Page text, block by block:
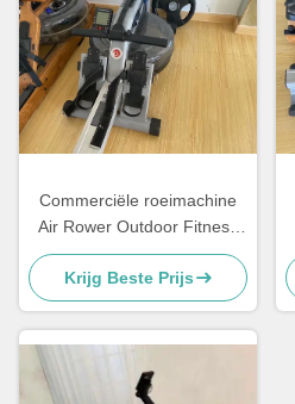
Commerciële roeimachine
Air Rower Outdoor Fitness
Gezette roeimachine
Krijg Beste Prijs